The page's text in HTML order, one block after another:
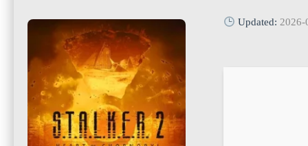
Updated:2026-